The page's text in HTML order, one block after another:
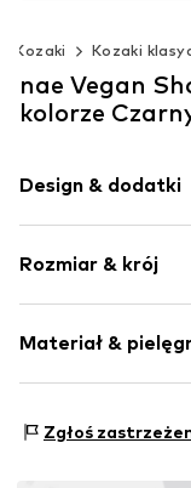
Kozaki Kozaki
nae Vegan
kolorze
Design & dodatki
Masywny obcas
Zaokrąglony
Wejście na wślizg
Zamek
Rozmiar & krój
Materiał &
Materiał
Zgłoś